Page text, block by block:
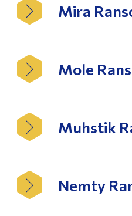
Mira
Mole
Muhstik
Nemty